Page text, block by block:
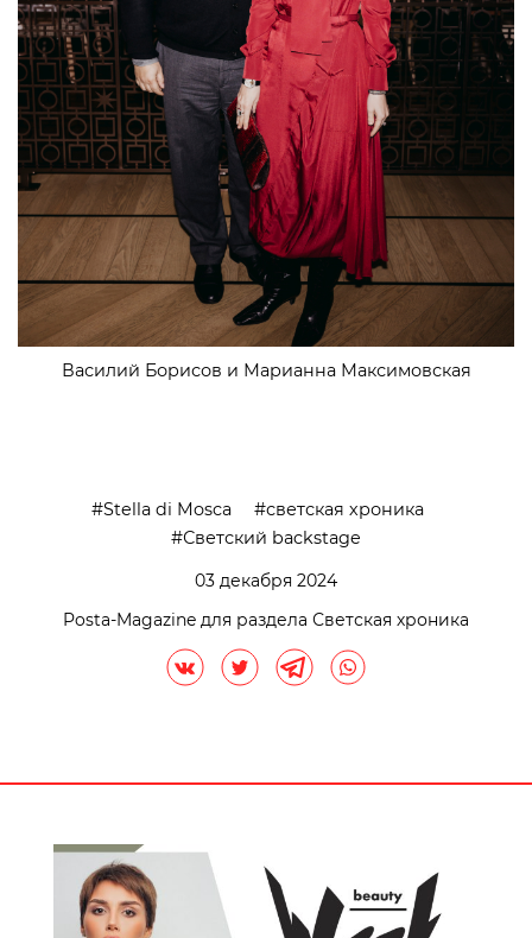
Василий Борисов и Марианна Максимовская
Stella di Mosca
светская хроника
Светский backstage
03 декабря 2024
Posta-Magazine для раздела Светская хроника